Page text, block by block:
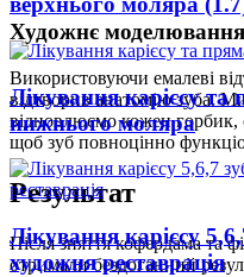
Художнє моделювання
Використовуючи емалеві
відтворив анатомію зуба.
відновлюємо кожен горбик,
щоб зуб повноцінно
Результат
Після зняття кофердама та
отримали бездоганний
Лікування карієсу та
нижнього моляра
Лікування карієсу
художня реставрація